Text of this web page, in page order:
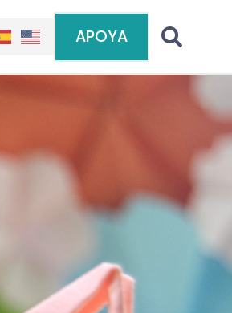
APOYA